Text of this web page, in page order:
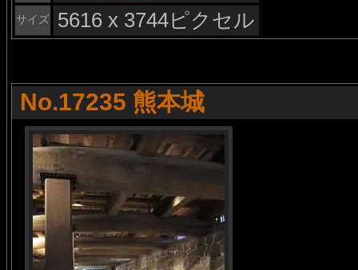
サイズ 5616 x 3744ピクセル
No.17235 熊本城